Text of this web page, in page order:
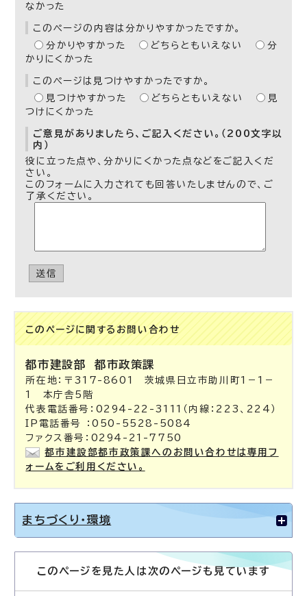
なかった
このページの内容は分かりやすかったですか。
分かりやすかった
どちらともいえない
分
かりにくかった
このページは見つけやすかったですか。
見つけやすかった
どちらともいえない
見
つけにくかった
ご意見がありましたら、ご記入ください。（200文字以
内）
役に立った点や、分かりにくかった点などをご記入くだ
さい。
このフォームに入力されても回答いたしませんので、ご
了承ください。
送信
このページに関する お問い合わせ
都市建設部都市政策課
所在地：〒317-8601 茨城県日立市助川町1－1－
1 本庁舎5階
代表電話番号：0294-22-3111（内線：223、224）
IP電話番号 ：050-5528-5084
ファクス番号：0294-21-7750
都市建設部都市政策課へのお問い合わせは専用フ
ォームをご利用ください。
まちづくり・環境
このページを見た人は次のページも見ています